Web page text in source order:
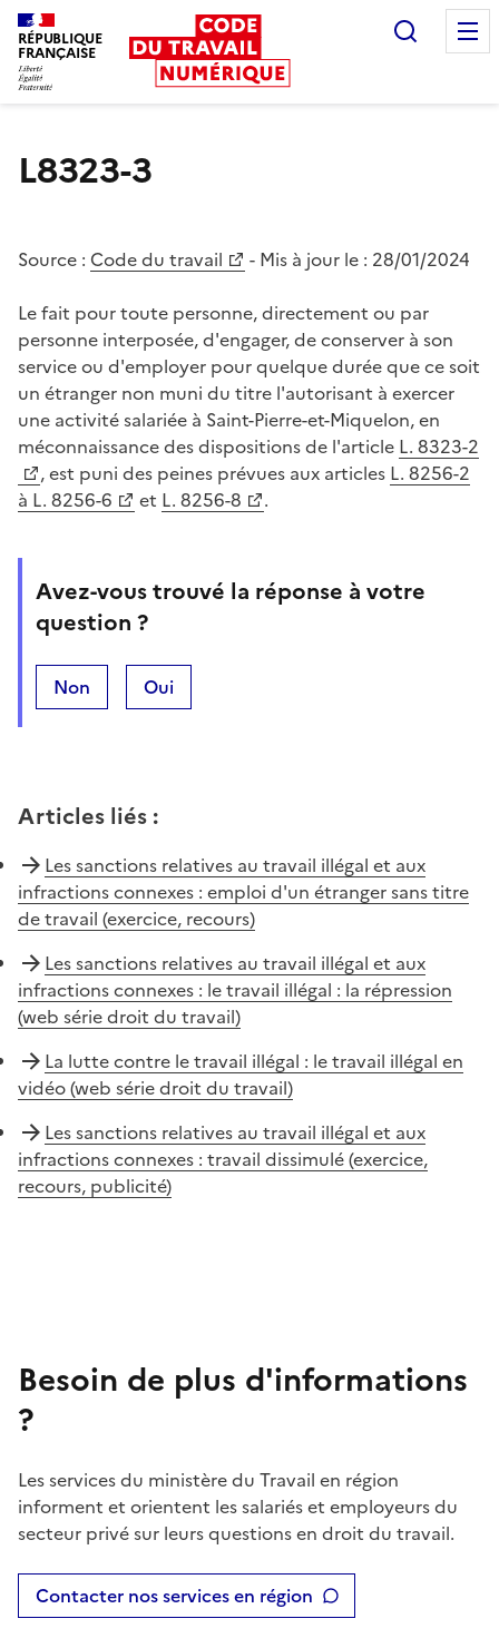
RÉPUBLIQUE
FRANÇAISE
L8323-3
Source : Code du travail - Mis à jour le : 28/01/2024
Le fait pour toute personne, directement ou par
personne interposée, d'engager, de conserver à son
service ou d'employer pour quelque durée que ce soit
un étranger non muni du titre l'autorisant à exercer
une activité salariée à Saint-Pierre-et-Miquelon, en
méconnaissance des dispositions de l'article L. 8323-2
, est puni des peines prévues aux articles L. 8256-2
à L. 8256-6
et L. 8256-8 .
Avez-vous trouvé la réponse à votre
question ?
Non Oui
Articles liés :
Les sanctions relatives au travail illégal et aux
infractions connexes : emploi d'un étranger sans titre
de travail (exercice, recours)
Les sanctions relatives au travail illégal et aux
infractions connexes : le travail illégal : la répression
(web série droit du travail)
La lutte contre le travail illégal : le travail illégal en
vidéo (web série droit du travail)
Les sanctions relatives au travail illégal et aux
infractions connexes : travail dissimulé (exercice,
recours, publicité)
Besoin de plus d'informations
?
Les services du ministère du Travail en région
informent et orientent les salariés et employeurs du
secteur privé sur leurs questions en droit du travail.
Contacter nos services en région